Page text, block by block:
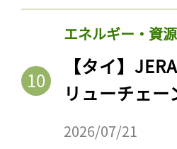
エネルギー・資源
【タイ】
リューチェ
2026/07/21